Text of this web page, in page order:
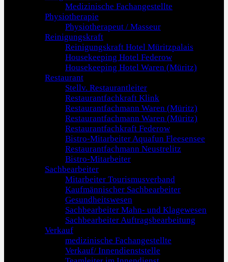
Medizinische Fachangestellte
Physiotherapie
Physiotherapeut / Masseur
Reinigungskraft
Reinigungskraft Hotel Müritzpalais
Housekeeping Hotel Federow
Housekeeping Hotel Waren (Müritz)
Restaurant
Stellv. Restaurantleiter
Restaurantfachkraft Klink
Restaurantfachmann Waren (Müritz)
Restaurantfachmann Waren (Müritz)
Restaurantfachkraft Federow
Bistro-Mitarbeiter Aquafun Fleesensee
Restaurantfachmann Neustrelitz
Bistro-Mitarbeiter
Sachbearbeiter
Mitarbeiter Tourismusverband
Kaufmännischer Sachbearbeiter
Gesundheitswesen
Sachbearbeiter Mahn- und Klagewesen
Sachbearbeiter Auftragsbearbeitung
Verkauf
medizinische Fachangestellte
Verkauf/ Innendienststelle